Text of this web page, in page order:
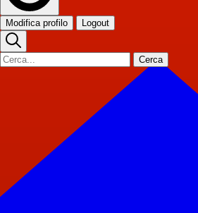
Modifica profilo Logout
Cerca